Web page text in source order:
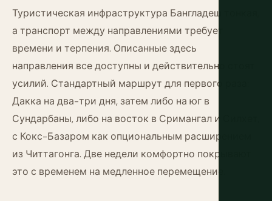
Туристическая инфраструктура Бангладеш тонкая,
а транспорт между направлениями требует
времени и терпения. Описанные здесь
направления все доступны и действительно стоят
усилий. Стандартный маршрут для первого раза:
Дакка на два-три дня, затем либо на юг в
Сундарбаны, либо на восток в Сримангал и Силхет,
с Кокс-Базаром как опциональным расширением
из Читтагонга. Две недели комфортно покрывают
это с временем на медленное перемещение.